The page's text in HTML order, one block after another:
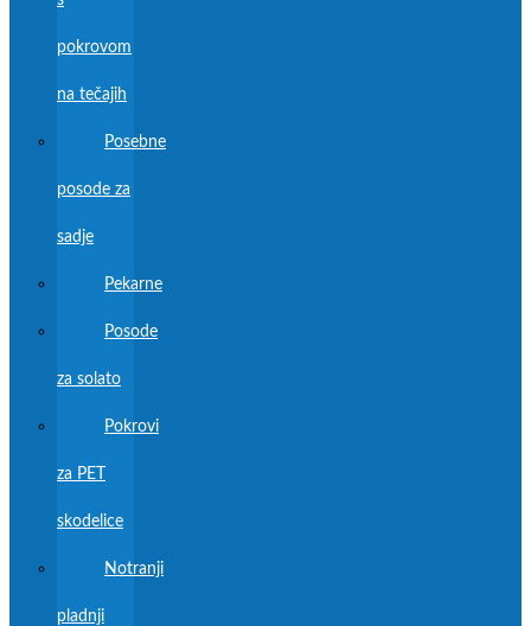
pokrovom
na tečajih
Posebne
posode za
sadje
Pekarne
Posode
za solato
Pokrovi
za PET
skodelice
Notranji
pladnji